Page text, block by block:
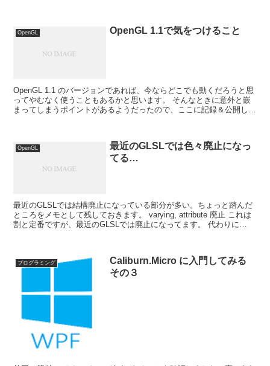
OpenGL OpenGL 1.1で気をつけること
OpenGL 1.1 のバージョンであれば、今ならどこでも動くだろうと思
ってやむなく使うこともあるかと思います。 そんなときに意外と嵌
まってしまうポイントがあるようだったので、ここに記録＆公開して
OpenGL
最近のGLSLでは色々廃止になっ
てる…
最近のGLSLでは結構廃止になっている部分が多い。ちょっと踏んだ
ところをメモとして残しておきます。 varying, attribute 廃止 これは
割と定番ですが、最近のGLSLでは廃止になってます。 代わりに
プログラミング
Caliburn.Micro に入門してみる
その３